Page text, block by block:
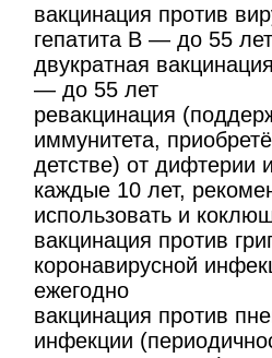
вакцинация против
гепатита В — до 55 лет
двукратная
— до 55 лет
ревакцинация
иммунитета,
детстве) от дифтерии
каждые 10 лет,
использовать и
вакцинация против
коронавирусной
ежегодно
вакцинация против
инфекции